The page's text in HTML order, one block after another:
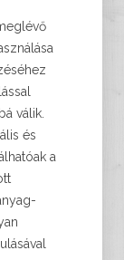
válik.
és
a